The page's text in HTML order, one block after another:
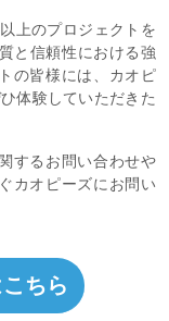
上のプロジェクトを
と信頼性における強
の皆様には、カオピ
体験していただきた
するお問い合わせや
カオピーズにお問い
ちら